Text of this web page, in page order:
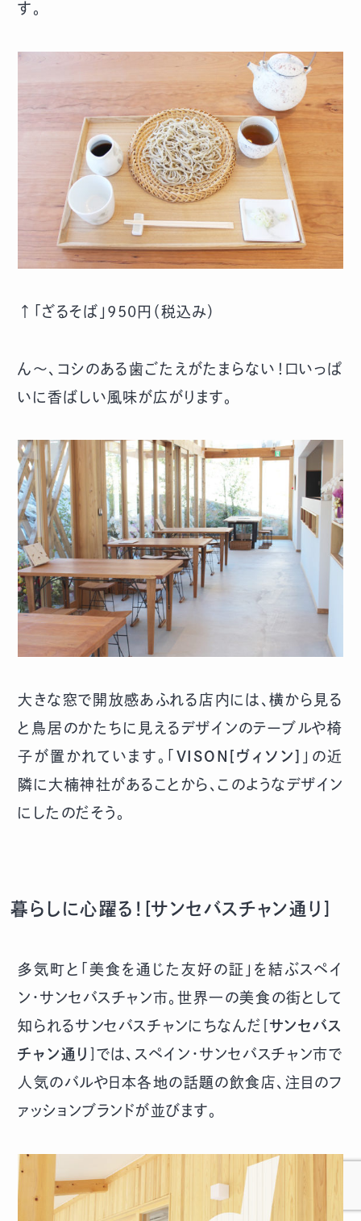
す。
↑「ざるそば」950円（税込み）
ん～、コシのある歯ごたえがたまらない！口いっぱ
いに香ばしい風味が広がります。
大きな窓で開放感あふれる店内には、横から見る
と鳥居のかたちに見えるデザインのテーブルや椅
子が置かれています。「 VISON[ヴィソン] 」の近
隣に大楠神社があることから、このようなデザイン
にしたのだそう。
暮らしに心躍る！[サンセバスチャン通り]
多気町と「美食を通じた友好の証」を結ぶスペイ
ン・サンセバスチャン市。世界一の美食の街として
知られるサンセバスチャンにちなんだ[ サンセバス
チャン通り
]では、スペイン・サンセバスチャン市で
人気のバルや日本各地の話題の飲食店、注目のフ
ァッションブランドが並びます。